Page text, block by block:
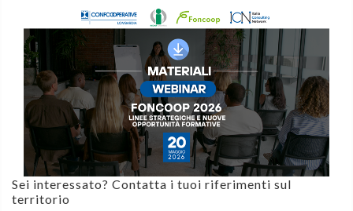
Sei interessato? Contatta i tuoi riferimenti sul
territorio